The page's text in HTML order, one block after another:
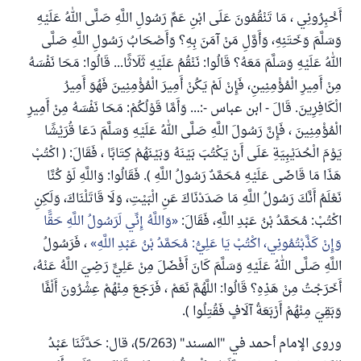
أَخْبِرُونِي ، مَا تَنْقُمُونَ عَلَى ابْنِ عَمِّ رَسُولِ اللَّهِ صَلَّى اللهُ عَلَيْهِ
وَسَلَّمَ وَخَتَنِهِ، وَأَوَّلِ مَنْ آمَنَ بِهِ؟ وَأَصْحَابُ رَسُولِ اللَّهِ صَلَّى
اللهُ عَلَيْهِ وَسَلَّمَ مَعَهُ؟ قَالُوا: نَنْقُمُ عَلَيْهِ ثَلَاثًا... قَالُوا: مَحَا نَفْسَهُ
مِنْ أَمِيرِ الْمُؤْمِنِينِ، فَإِنْ لَمْ يَكُنْ أَمِيرَ الْمُؤْمِنِينَ فَهُوَ أَمِيرُ
الْكَافِرِينَ. قَالَ - ابن عباس -:... وَأَمَّا قَوْلُكُمْ: مَحَا نَفْسَهُ مِنْ أَمِيرِ
الْمُؤْمِنِينَ ، فَإِنَّ رَسُولَ اللَّهِ صَلَّى اللهُ عَلَيْهِ وَسَلَّمَ دَعَا قُرَيْشًا
يَوْمَ الْحُدَيْبِيَةِ عَلَى أَنْ يَكْتُبَ بَيْنَهُ وَبَيْنَهُمْ كِتَابًا ، فَقَالَ: ( اكْتُبْ
هَذَا مَا قَاضَى عَلَيْهِ مُحَمَّدٌ رَسُولُ اللَّهِ ). فَقَالُوا: وَاللَّهِ لَوْ كُنَّا
نَعْلَمُ أَنَّكَ رَسُولُ اللَّهِ مَا صَدَدْنَاكَ عَنِ الْبَيْتِ، وَلَا قَاتَلْنَاكَ، وَلَكِنِ
اكْتُبْ: مُحَمَّدُ بْنُ عَبْدِ اللَّهِ، فَقَالَ: وَاللَّهُ إِنِّي لَرَسُولُ اللَّهِ حَقًّا
وَإِنْ كَذَّبْتُمُونِي، اكْتُبْ يَا عَلِيُّ: مُحَمَّدُ بْنُ عَبْدِ اللَّهِ ، فَرَسُولُ
اللَّهِ صَلَّى اللهُ عَلَيْهِ وَسَلَّمَ كَانَ أَفْضَلَ مِنْ عَلِيٍّ رَضِيَ اللَّهُ عَنْهُ،
أَخَرَجْتُ مِنْ هَذِهِ؟ قَالُوا: اللَّهُمَّ نَعَمْ ، فَرَجَعَ مِنْهُمْ عِشْرُونَ أَلْفًا
وَبَقِيَ مِنْهُمْ أَرْبَعَةُ آلَافٍ فَقُتِلُوا ).
وروى الإمام أحمد في "المسند" (5/263)، قال: حَدَّثَنَا عَبْدُ